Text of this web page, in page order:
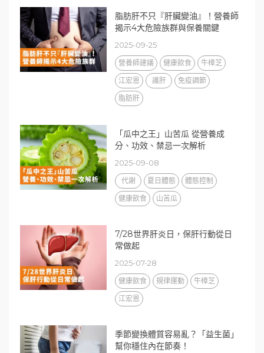
脂肪肝不只『肝臟變油』！營養師
揭示4大危險族群與保養關鍵
2025-09-25
營養師建議 健康飲食
牛樟芝
江宏恩
護肝
免疫調節
脂肪肝
「瓜中之王」山苦瓜 從營養成
分、功效、禁忌一次解析
2025-09-08
代謝 夏日體態
體態控制
健康飲食
山苦瓜
7/28世界肝炎日，保肝行動從日
常做起
2025-07-28
健康飲食 規律運動
牛樟芝
江宏恩
季節變換體質容易亂？「益生菌」
幫你穩住內在節奏！